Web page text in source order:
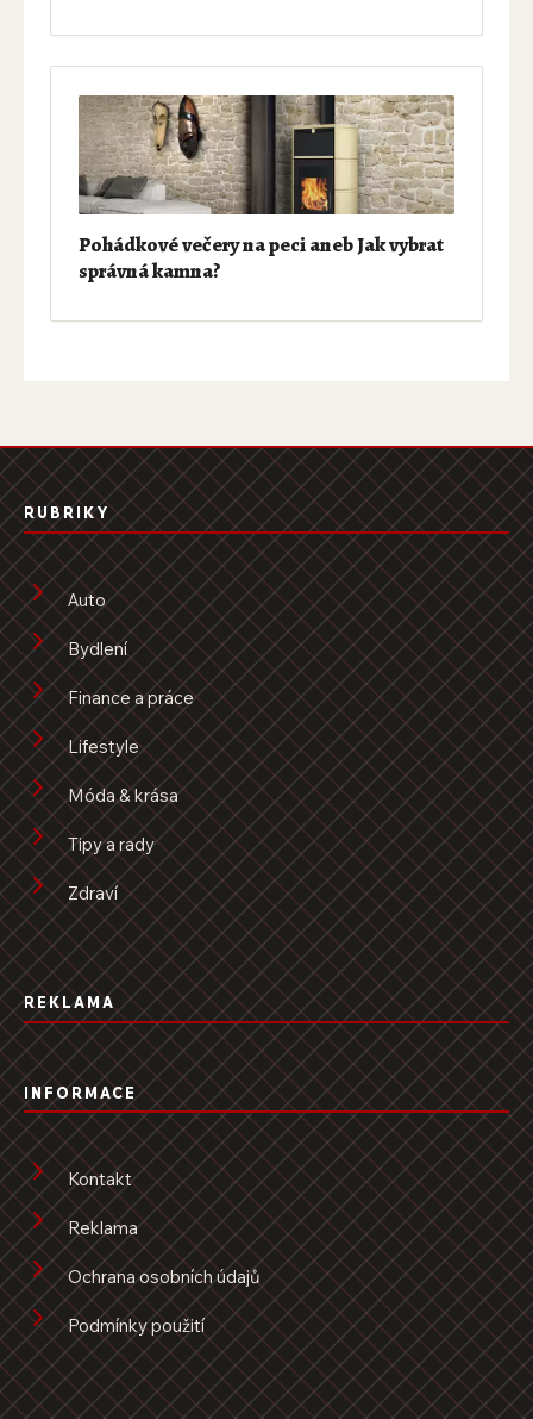
Pohádkové večery na peci aneb Jak vybrat
správná kamna?
RUBRIKY
Auto
Bydlení
Finance a práce
Lifestyle
Móda & krása
Tipy a rady
Zdraví
REKLAMA
INFORMACE
Kontakt
Reklama
Ochrana osobních údajů
Podmínky použití